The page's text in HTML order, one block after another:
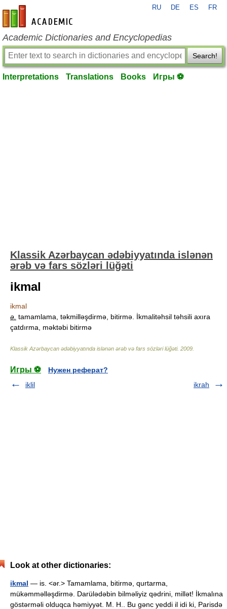
en-academic.com
RU DE ES FR
Academic Dictionaries and Encyclopedias
Search!
Interpretations Translations Books Игры ⚽
Klassik Azərbaycan ədəbiyyatında islənən
ərəb və fars sözləri lüğəti
ikmal
ikmal
ə. tamamlama, təkmilləşdirmə, bitirmə. İkmalitəhsil təhsili axıra
çatdırma, məktəbi bitirmə
Klassik Azərbaycan ədəbiyyatında islənən ərəb və fars sözləri lüğəti. 2009
Игры ⚽
Нужен реферат?
iklil
ikrah
Look at other dictionaries:
ikmal — is. <ər.> Tamamlama, bitirmə, qurtarma,
mükəmməlləşdirmə. Darülədəbin bilməliyiz qədrini, millət! İkmalına
göstərməli olduqca həmiyyət. M. H.. Bu gənc yeddi il idi ki, Parisdə